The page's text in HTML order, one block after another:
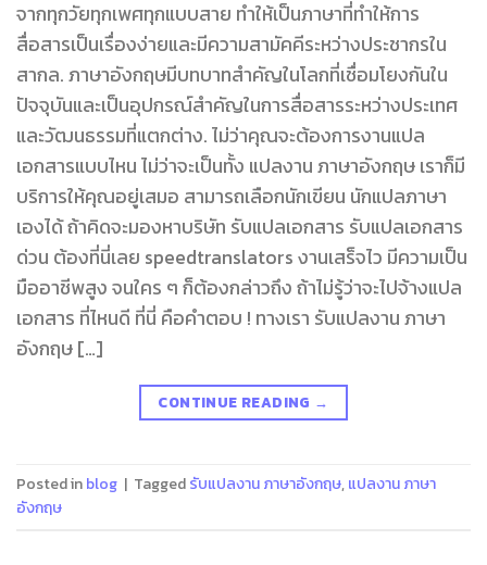
จากทุกวัยทุกเพศทุกแบบสาย ทำให้เป็นภาษาที่ทำให้การ
สื่อสารเป็นเรื่องง่ายและมีความสามัคคีระหว่างประชากรใน
สากล. ภาษาอังกฤษมีบทบาทสำคัญในโลกที่เชื่อมโยงกันใน
ปัจจุบันและเป็นอุปกรณ์สำคัญในการสื่อสารระหว่างประเทศ
และวัฒนธรรมที่แตกต่าง. ไม่ว่าคุณจะต้องการงานแปล
เอกสารแบบไหน ไม่ว่าจะเป็นทั้ง แปลงาน ภาษาอังกฤษ เราก็มี
บริการให้คุณอยู่เสมอ สามารถเลือกนักเขียน นักแปลภาษา
เองได้ ถ้าคิดจะมองหาบริษัท รับแปลเอกสาร รับแปลเอกสาร
ด่วน ต้องที่นี่เลย speedtranslators งานเสร็จไว มีความเป็น
มืออาชีพสูง จนใคร ๆ ก็ต้องกล่าวถึง ถ้าไม่รู้ว่าจะไปจ้างแปล
เอกสาร ที่ไหนดี ที่นี่ คือคำตอบ ! ทางเรา รับแปลงาน ภาษา
อังกฤษ […]
CONTINUE READING →
Posted inblog | Taggedรับแปลงาน ภาษาอังกฤษ,แปลงาน ภาษา
อังกฤษ